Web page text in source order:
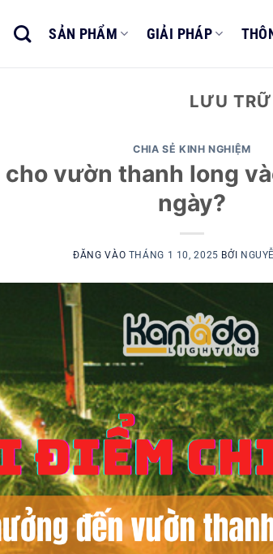
SẢN PHẨM GIẢI PHÁP
LƯU
CHIA SẺ KINH NGHIỆM
cho vườn thanh long
ngày?
ĐĂNG VÀO THÁNG 1 10, 2025 BỞI